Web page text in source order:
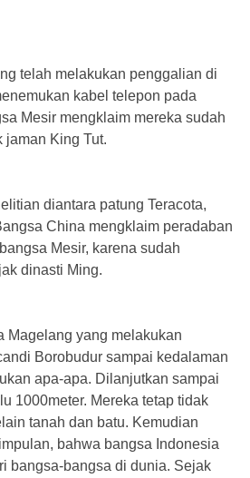
telah melakukan penggalian di
kabel telepon pada
Mesir mengklaim mereka sudah
jaman King Tut.
diantara patung Teracota,
China mengklaim peradaban
Mesir, karena sudah
dinasti Ming.
Magelang yang melakukan
Borobudur sampai kedalaman
apa-apa. Dilanjutkan sampai
1000meter. Mereka tetap tidak
tanah dan batu. Kemudian
bahwa bangsa Indonesia
bangsa-bangsa di dunia. Sejak